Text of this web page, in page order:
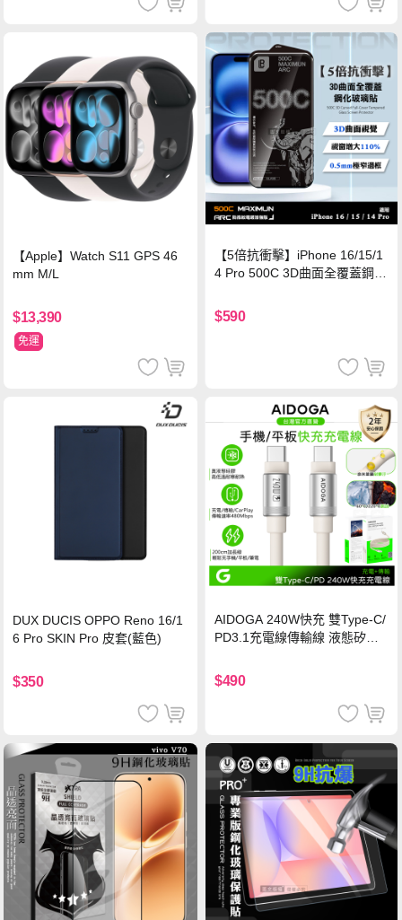
【Apple】Watch S11 GPS 46
mm M/L
$13,390
免運
【5倍抗衝擊】iPhone 16/15/1
4 Pro 500C 3D曲面全覆蓋鋼化
保護貼
$590
DUX DUCIS OPPO Reno 16/1
6 Pro SKIN Pro 皮套(藍色)
$350
AIDOGA 240W快充 雙Type-C/
PD3.1充電線傳輸線 液態矽膠
機/平板/筆電
$490